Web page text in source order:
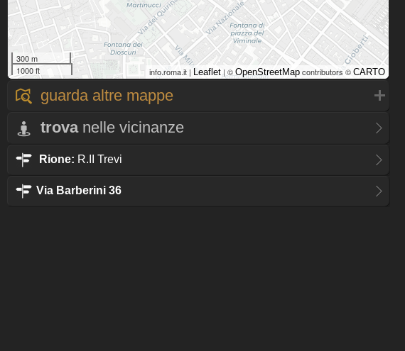
300 m
1000 ft
info.roma.it | Leaflet| © OpenStreetMapcontributors © CARTO
guarda altre mappe
trovanelle vicinanze
Rione: R.II Trevi
Via Barberini 36